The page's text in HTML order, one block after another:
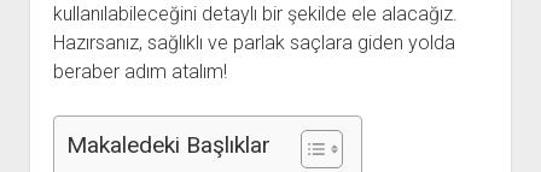
kullanılabileceğini detaylı bir şekilde ele alacağız.
Hazırsanız, sağlıklı ve parlak saçlara giden yolda
beraber adım atalım!
Makaledeki Başlıklar